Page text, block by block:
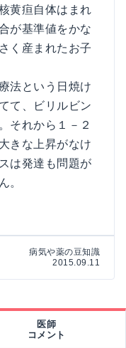
黄疸自体はまれ
が基準値をかな
く産まれたお子
法という日焼け
て、ビリルビン
それから１－２
きな上昇がなけ
は発達も問題が
。
病気や薬の豆知識
2015.09.11
医師
コメント